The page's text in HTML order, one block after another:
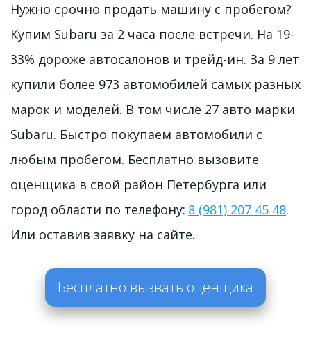
Нужно срочно продать машину с пробегом?
Купим Subaru за 2 часа после встречи. На 19-
33% дороже автосалонов и трейд-ин. За 9 лет
купили более 973 автомобилей самых разных
марок и моделей. В том числе 27 авто марки
Subaru. Быстро покупаем автомобили с
любым пробегом. Бесплатно вызовите
оценщика в свой район Петербурга или
город области по телефону: 8 (981) 207 45 48.
Или оставив заявку на сайте.
Бесплатно вызвать оценщика